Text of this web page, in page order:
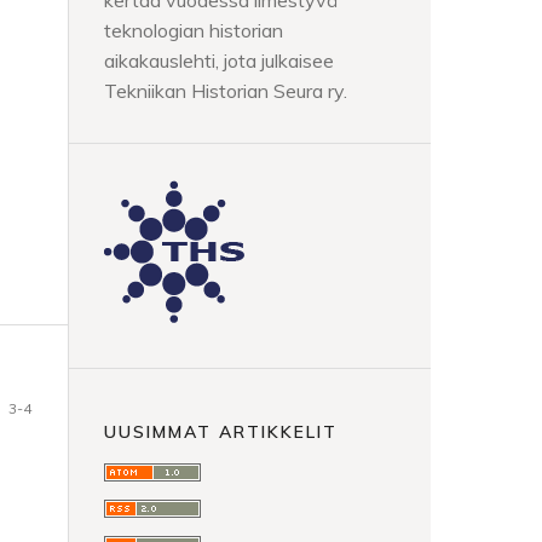
3-4
teknologian historian
aikakauslehti, jota julkaisee
Tekniikan Historian Seura ry.
UUSIMMAT ARTIKKELIT